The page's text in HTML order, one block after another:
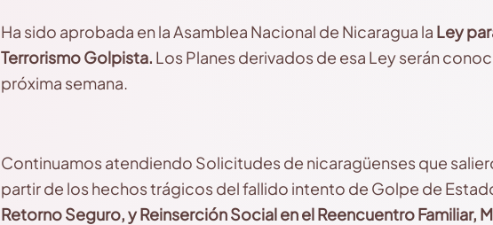
Ha sido aprobada en la Asamblea Nacional de Nicaragua la Ley
Terrorismo Golpista. Los Planes derivados de esa Ley serán
próxima semana.
Continuamos atendiendo Solicitudes de nicaragüenses que
partir de los hechos trágicos del fallido intento de Golpe de
Retorno Seguro, y Reinserción Socialen el Reencuentro Familiar,